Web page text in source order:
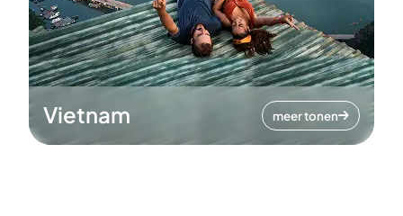
Vietnam meer tonen